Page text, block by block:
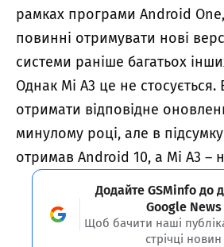
рамках програми Android One,
повинні отримувати нові
системи раніше багатьох
Однак Mi A3 це не
отримати відповідне
минулому році, але в
отримав Android 10, а Mi A3 –
Додайте GSMinfo до
Google News
Щоб бачити наші
стрічці новин